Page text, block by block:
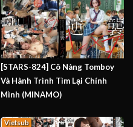
[STARS-824] Cô Nàng Tomboy
Và Hành Trình Tìm Lại Chính
Mình (MINAMO)
Vietsub